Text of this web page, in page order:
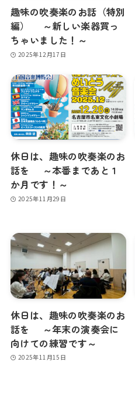
趣味の吹奏楽のお話（特別
編） ～新しい楽器買っ
ちゃいました！～
2025年12月17日
休日は、趣味の吹奏楽のお
話を ～本番まであと１
か月です！～
2025年11月29日
休日は、趣味の吹奏楽のお
話を ～年末の演奏会に
向けての練習です～
2025年11月15日